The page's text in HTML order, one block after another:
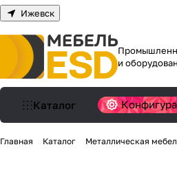
Ижевск
и
Каталог
Главная Каталог Металлическая